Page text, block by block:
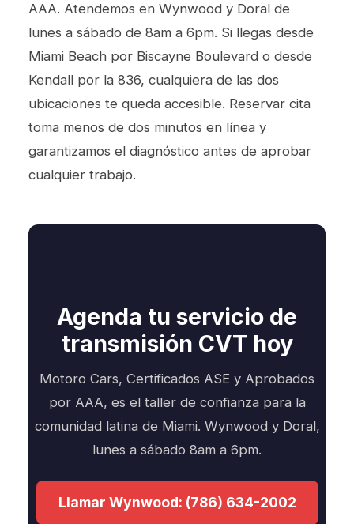
AAA. Atendemos en Wynwood y Doral de
lunes a sábado de 8am a 6pm. Si llegas desde
Miami Beach por Biscayne Boulevard o desde
Kendall por la 836, cualquiera de las dos
ubicaciones te queda accesible. Reservar cita
toma menos de dos minutos en línea y
garantizamos el diagnóstico antes de aprobar
cualquier trabajo.
Agenda tu servicio de
transmisión CVT hoy
Motoro Cars, Certificados ASE y Aprobados
por AAA, es el taller de confianza para la
comunidad latina de Miami. Wynwood y Doral,
lunes a sábado 8am a 6pm.
Llamar Wynwood: (786) 634-2002